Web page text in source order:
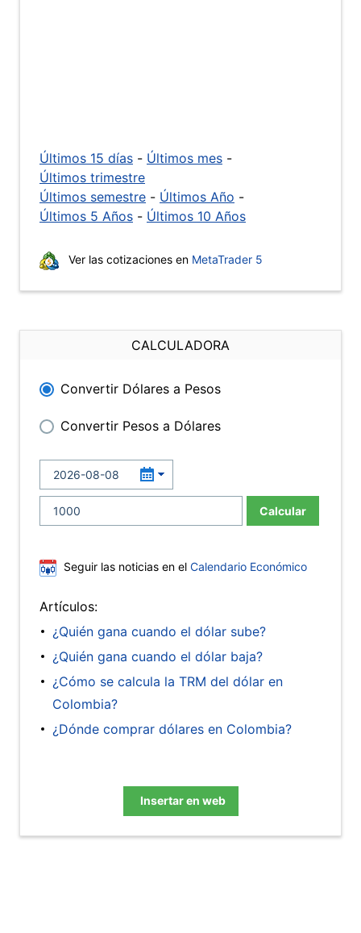
Últimos 15 días - Últimos mes -
Últimos trimestre
Últimos semestre - Últimos Año -
Últimos 5 Años - Últimos 10 Años
Ver las cotizaciones en MetaTrader 5
CALCULADORA
Convertir Dólares a Pesos
Convertir Pesos a Dólares
Calcular
Seguir las noticias en el Calendario Económico
Artículos:
¿Quién gana cuando el dólar sube?
¿Quién gana cuando el dólar baja?
¿Cómo se calcula la TRM del dólar en
Colombia?
¿Dónde comprar dólares en Colombia?
Insertar en web